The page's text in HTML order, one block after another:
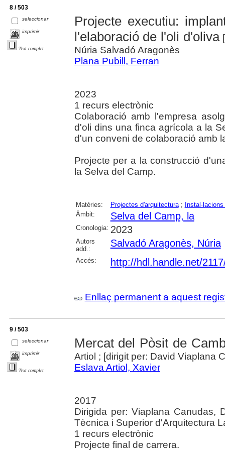
8 / 503
seleccionar
imprimir
Text complet
Projecte executiu:
l'elaboració de l'oli d'oliva
Núria Salvadó Aragonès
Plana Pubill, Ferran
2023
1 recurs electrònic
Colaboració amb l'empresa
d'oli dins una finca agrícola a la
d'un conveni de colaboració amb
Projecte per a la construcció
la Selva del Camp.
Matèries: Projectes d'arquitectura;
Àmbit:
Selva del Camp, la
Cronologia: 2023
Autors
add.:
Salvadó Aragonès, Núria
Accés: http://hdl.handle.net/
Enllaç permanent a aquest
9 / 503
seleccionar
imprimir
Text complet
Mercat del Pòsit de
Artiol ; [dirigit per: David Viaplana
Eslava Artiol, Xavier
2017
Dirigida per: Viaplana Canudas,
Tècnica i Superior d'Arquitectura
1 recurs electrònic
Projecte final de carrera.